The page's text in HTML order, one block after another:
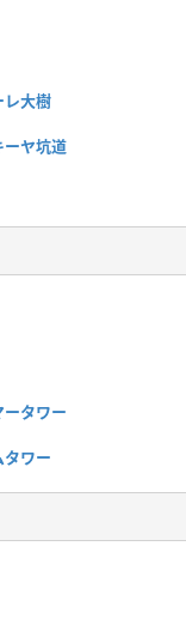
レ大樹
ーヤ坑道
ータワー
タワー